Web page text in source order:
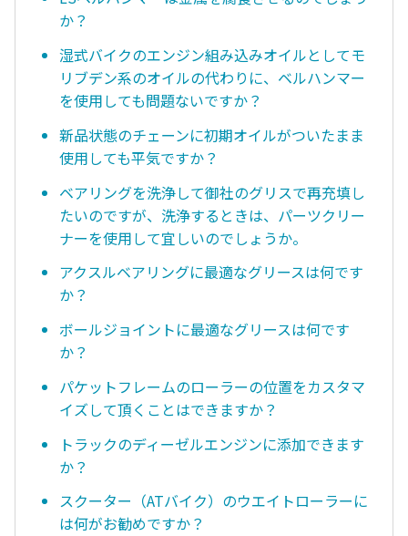
か？
湿式バイクのエンジン組み込みオイルとしてモ
リブデン系のオイルの代わりに、ベルハンマー
を使用しても問題ないですか？
新品状態のチェーンに初期オイルがついたまま
使用しても平気ですか？
ベアリングを洗浄して御社のグリスで再充填し
たいのですが、洗浄するときは、パーツクリー
ナーを使用して宜しいのでしょうか。
アクスルベアリングに最適なグリースは何です
か？
ボールジョイントに最適なグリースは何です
か？
パケットフレームのローラーの位置をカスタマ
イズして頂くことはできますか？
トラックのディーゼルエンジンに添加できます
か？
スクーター（ATバイク）のウエイトローラーに
は何がお勧めですか？